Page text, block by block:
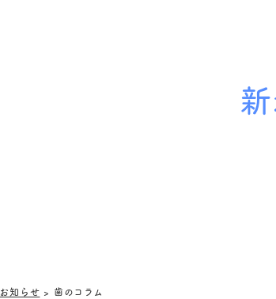
お知らせ > 歯のコラム